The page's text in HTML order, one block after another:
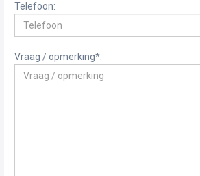
Telefoon:
Vraag / opmerking*: